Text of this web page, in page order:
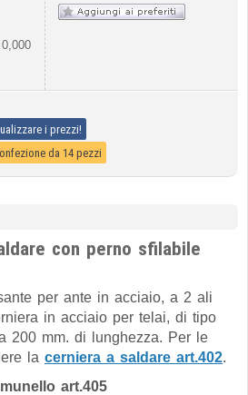
i prezzi!
da 14 pezzi
con perno sfilabile
per ante in acciaio, a 2 ali
in acciaio per telai, di tipo
200 mm. di lunghezza. Per le
la cerniera a saldare art.402.
art.405